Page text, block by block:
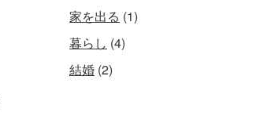
家を出る (1)
暮らし (4)
結婚 (2)